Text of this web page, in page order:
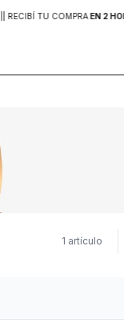
| RECIBÍ TU COMPRAEN 2
1 artículo